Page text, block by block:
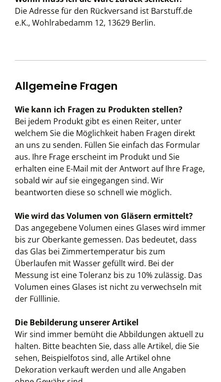
Die Adresse für den Rückversand ist Barstuff.de
e.K., Wohlrabedamm 12, 13629 Berlin.
Allgemeine Fragen
Wie kann ich Fragen zu Produkten stellen?
Bei jedem Produkt gibt es einen Reiter, unter
welchem Sie die Möglichkeit haben Fragen direkt
an uns zu senden. Füllen Sie einfach das Formular
aus. Ihre Frage erscheint im Produkt und Sie
erhalten eine E-Mail mit der Antwort auf Ihre Frage,
sobald wir auf sie eingegangen sind. Wir
beantworten diese so schnell wie möglich.
Wie wird das Volumen von Gläsern ermittelt?
Das angegebene Volumen eines Glases wird immer
bis zur Oberkante gemessen. Das bedeutet, dass
das Glas bei Zimmertemperatur bis zum
Überlaufen mit Wasser gefüllt wird. Bei der
Messung ist eine Toleranz bis zu 10% zulässig. Das
Volumen eines Glases ist nicht zu verwechseln mit
der Fülllinie.
Die Bebilderung unserer Artikel
Wir sind immer bemüht die Abbildungen aktuell zu
halten. Bitte beachten Sie, dass alle Artikel, die Sie
sehen, Beispielfotos sind, alle Artikel ohne
Dekoration verkauft werden und alle Angaben